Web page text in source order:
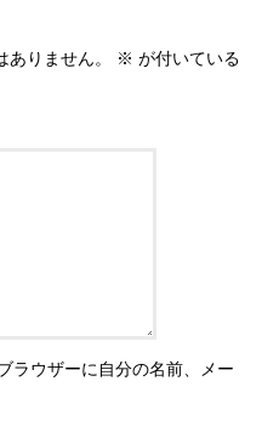
りません。 ※ が付いている
ラウザーに自分の名前、メー